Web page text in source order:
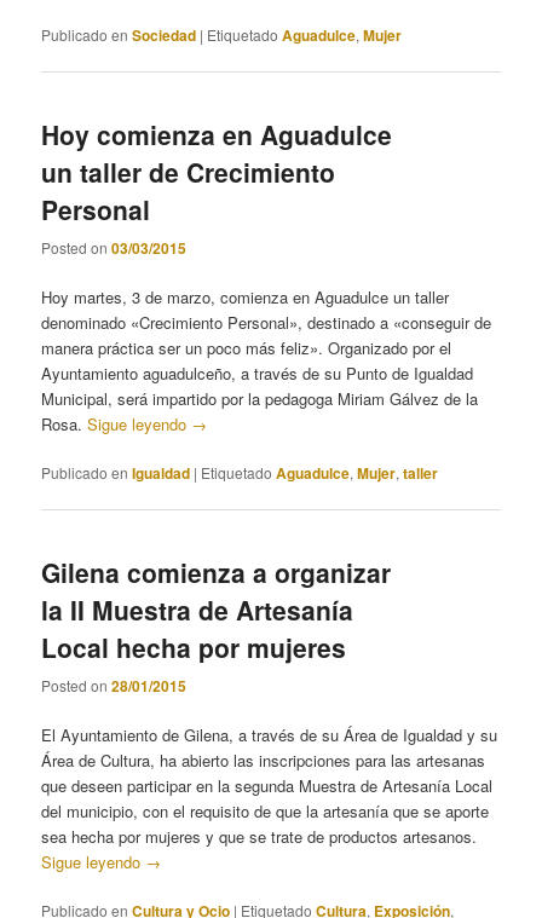
Publicado en Sociedad | Etiquetado Aguadulce,Mujer
Hoy comienza en Aguadulce
un taller de Crecimiento
Personal
Posted on03/03/2015
Hoy martes, 3 de marzo, comienza en Aguadulce un taller
denominado «Crecimiento Personal», destinado a «conseguir de
manera práctica ser un poco más feliz». Organizado por el
Ayuntamiento aguadulceño, a través de su Punto de Igualdad
Municipal, será impartido por la pedagoga Miriam Gálvez de la
Rosa.Sigue leyendo →
Publicado en Igualdad | Etiquetado Aguadulce,Mujer,taller
Gilena comienza a organizar
la II Muestra de Artesanía
Local hecha por mujeres
Posted on28/01/2015
El Ayuntamiento de Gilena, a través de su Área de Igualdad y su
Área de Cultura, ha abierto las inscripciones para las artesanas
que deseen participar en la segunda Muestra de Artesanía Local
del municipio, con el requisito de que la artesanía que se aporte
sea hecha por mujeres y que se trate de productos artesanos.
Sigue leyendo →
Publicado en Cultura y Ocio | Etiquetado Cultura, Exposición,